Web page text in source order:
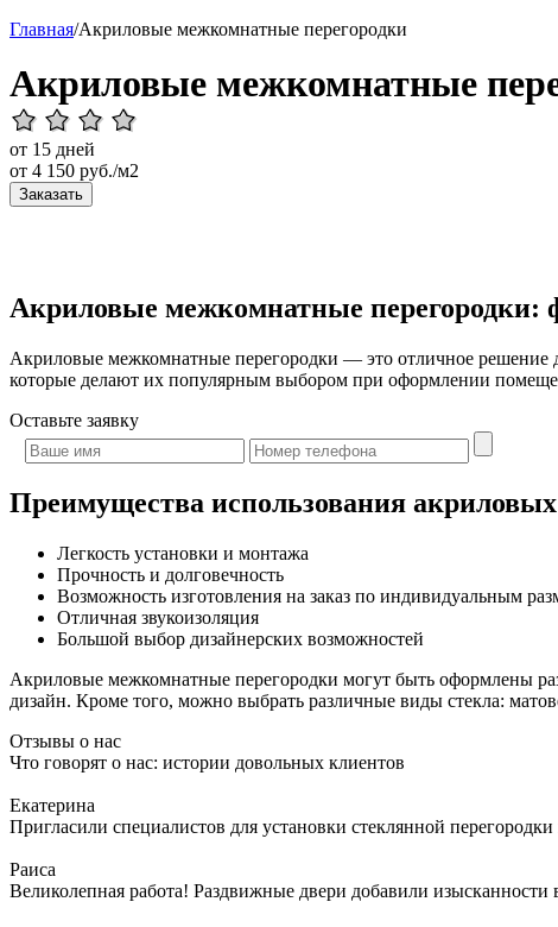
Главная/Акриловые межкомнатные перегородки
Акриловые межкомнатные
от 15 дней
от 4 150 руб./м2
Заказать
Акриловые межкомнатные перегородки:
Акриловые межкомнатные перегородки — это отличное решение
которые делают их популярным выбором при оформлении
Оставьте заявку
Преимущества использования
Легкость установки и монтажа
Прочность и долговечность
Возможность изготовления на заказ по индивидуальным
Отличная звукоизоляция
Большой выбор дизайнерских возможностей
Акриловые межкомнатные перегородки могут быть оформлены
дизайн. Кроме того, можно выбрать различные виды стекла:
Отзывы о нас
Что говорят о нас: истории довольных клиентов
Екатерина
Пригласили специалистов для установки стеклянной
Раиса
Великолепная работа! Раздвижные двери добавили изысканности